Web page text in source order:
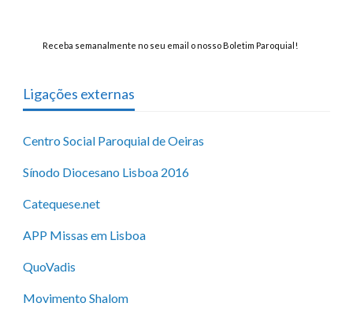
Receba semanalmente no seu email o nosso Boletim Paroquial!
Ligações externas
Centro Social Paroquial de Oeiras
Sínodo Diocesano Lisboa 2016
Catequese.net
APP Missas em Lisboa
QuoVadis
Movimento Shalom